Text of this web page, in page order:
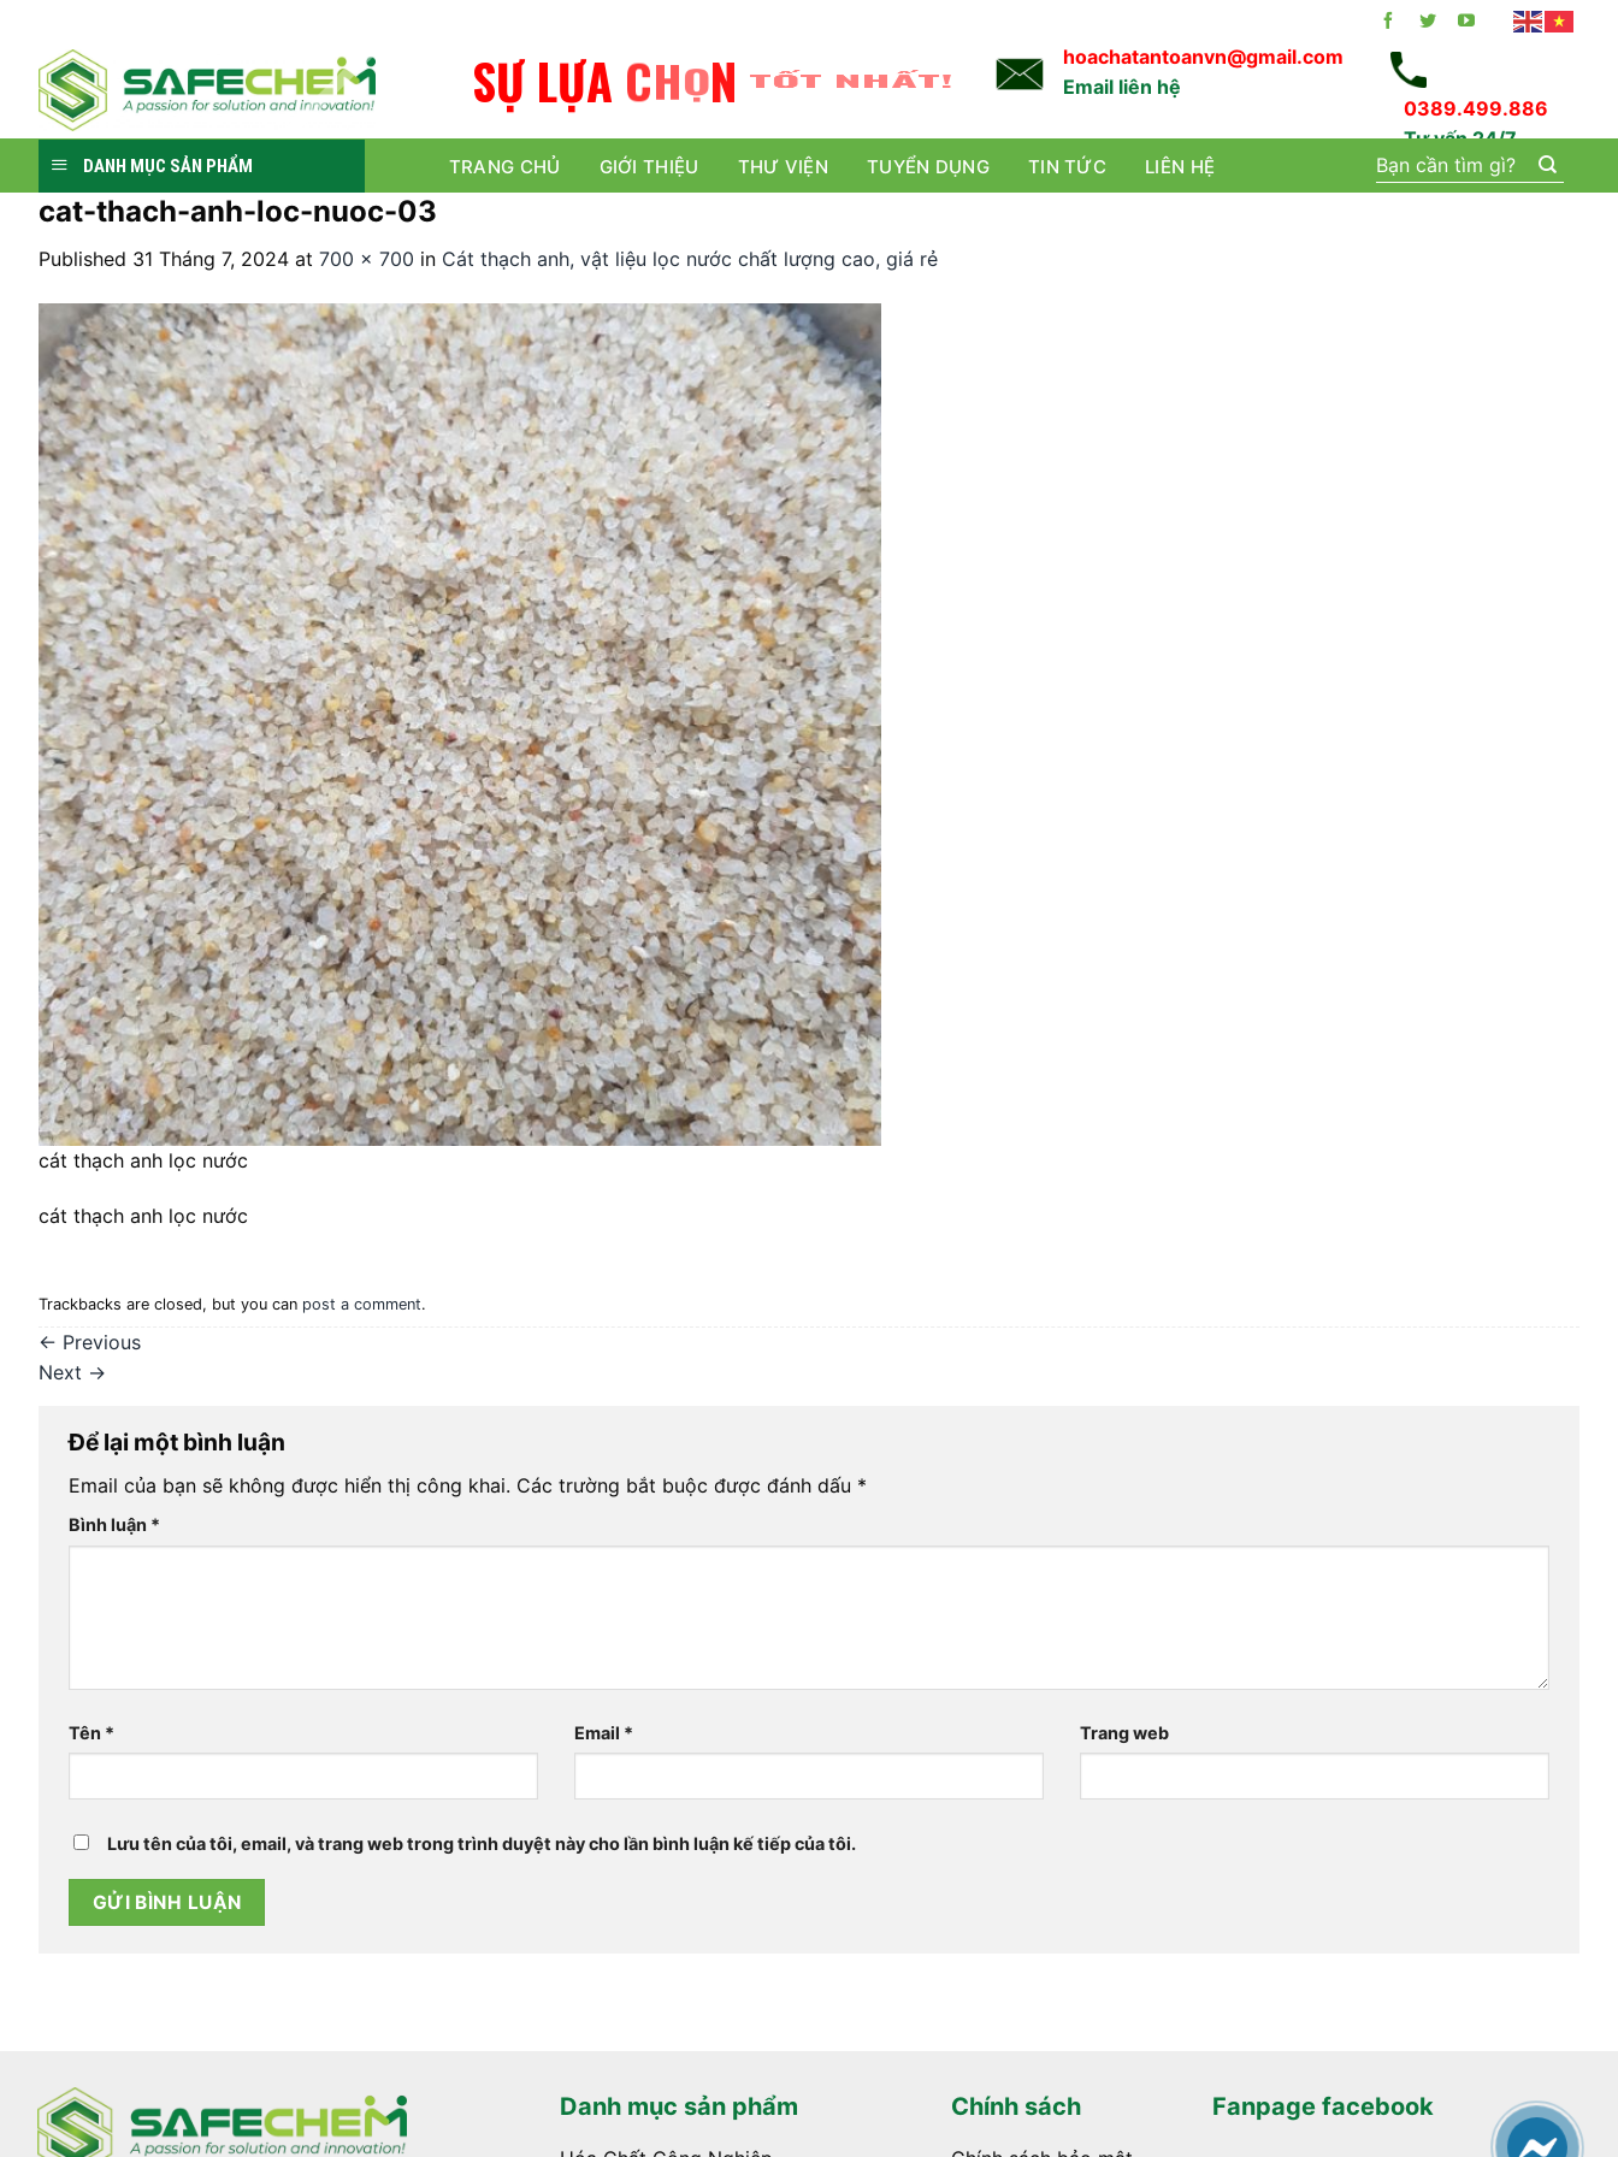
content
SỰ LỰA CHỌN TỐT NHẤT!
hoachatantoanvn@gmail.com
Email liên hệ
0389.499.886
Tư vấn 24/7
DANH MỤC SẢN PHẨM TRANG CHỦ GIỚI THIỆU THƯ VIỆN TUYỂN DỤNG TIN TỨC LIÊN HỆ
Tìm
kiếm:
cat-thach-anh-loc-nuoc-03
Published 31 Tháng 7, 2024 at 700 × 700 in Cát thạch anh, vật liệu lọc nước chất lượng cao, giá rẻ
cát thạch anh lọc nước
cát thạch anh lọc nước
Trackbacks are closed, but you can post a comment.
← Previous
Next →
Để lại một bình luận
Email của bạn sẽ không được hiển thị công khai. Các trường bắt buộc được đánh dấu *
Bình luận *
Tên * Email * Trang web
Lưu tên của tôi, email, và trang web trong trình duyệt này cho lần bình luận kế tiếp của tôi.
Danh mục sản phẩm Chính sách Fanpage facebook